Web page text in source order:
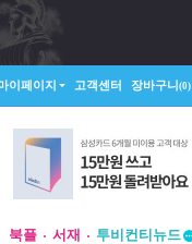
이페이지 고객센터 장바구니(0)
북플 서재
투비컨티뉴드